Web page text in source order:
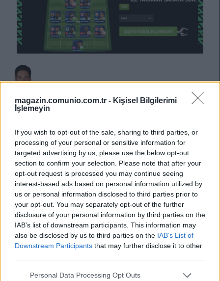
magazin.comunio.com.tr - Kişisel Bilgilerimi
İşlemeyin
If you wish to opt-out of the sale, sharing to third parties, or
processing of your personal or sensitive information for
targeted advertising by us, please use the below opt-out
section to confirm your selection. Please note that after your
opt-out request is processed you may continue seeing
interest-based ads based on personal information utilized by
us or personal information disclosed to third parties prior to
your opt-out. You may separately opt-out of the further
disclosure of your personal information by third parties on the
IAB’s list of downstream participants. This information may
also be disclosed by us to third parties on the IAB’s List of
Downstream Participants that may further disclose it to other
Please note that this website/app uses one or more Google
Personal Data Processing Opt Outs
Göktan Gürpüz
ihtimali. Onyekuru’nun takıma monte edilmesi veya olası
sistem değişiklikleri onun 11’deki süresini etkileyebilir.
Ancak buna rağmen Göktan’ın yetenek seviyesi tartışılmaz.
Son haftadaki performansının dışında da saha görüşü ve
pas kalitesi oldukça elit. Hüseyin Hoca’nın ona güveni de
açıkça görülüyor. 300.000 € değeriyle kadrolar için çok iyi bir
alternatif ve potansiyel.
Habib Keita
Kocaelispor – Rizespor maçının bence açık ara en iyi